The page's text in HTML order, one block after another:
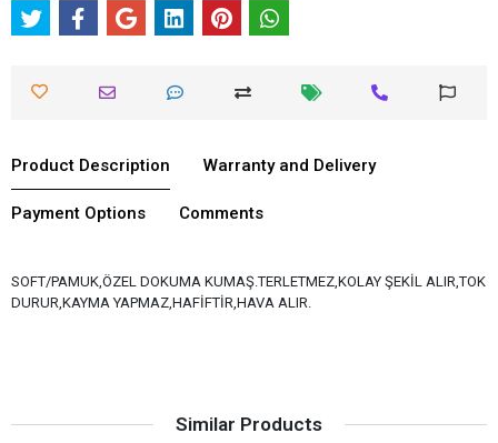
Product Description Warranty and Delivery
Payment Options Comments
SOFT/PAMUK,ÖZEL DOKUMA KUMAŞ.TERLETMEZ,KOLAY ŞEKİL ALIR,TOK
DURUR,KAYMA YAPMAZ,HAFİFTİR,HAVA ALIR.
Similar Products